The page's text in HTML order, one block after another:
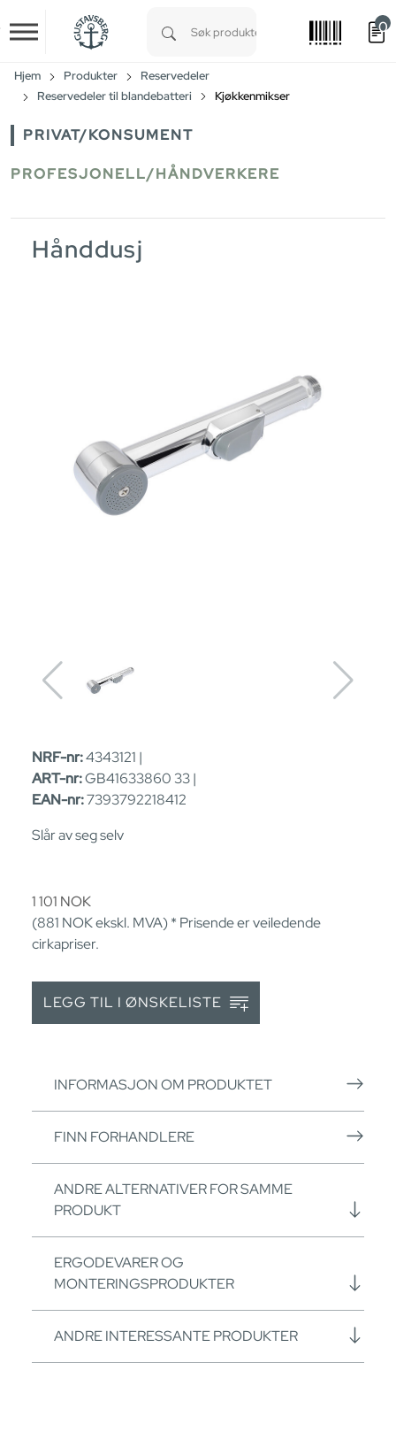
Skip to main content
0
Hjem Produkter
Reservedeler
Reservedeler til blandebatteri
Kjøkkenmikser
PRIVAT/KONSUMENT
PROFESJONELL/HÅNDVERKERE
Hånddusj
NRF-nr:4343121 |
ART-nr:GB41633860 33 |
EAN-nr:7393792218412
Slår av seg selv
1 101 NOK
(881 NOKekskl. MVA) * Prisende er veiledende
cirkapriser.
LEGG TIL I ØNSKELISTE
INFORMASJON OM PRODUKTET
FINN FORHANDLERE
ANDRE ALTERNATIVER FOR SAMME
PRODUKT
ERGODEVARER OG
MONTERINGSPRODUKTER
ANDRE INTERESSANTE PRODUKTER